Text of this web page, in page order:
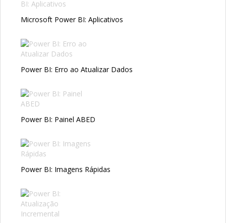
Microsoft Power BI: Aplicativos
Power BI: Erro ao Atualizar Dados
Power BI: Painel ABED
Power BI: Imagens Rápidas